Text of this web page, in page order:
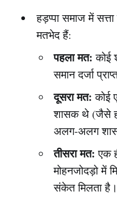
हड़प्पा समाज में
मतभेद हैं:
पहला मत: कोई
समान दर्जा
दूसरा मत: कोई
शासक थे (जैसे
अलग-अलग
तीसरा मत: एक
मोहनजोदड़ो में
संकेत मिलता